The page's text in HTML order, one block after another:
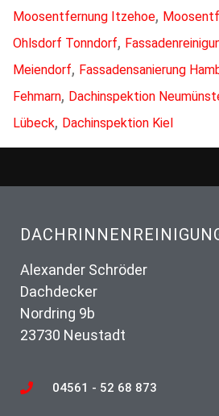
Moosentfernung Itzehoe,
Ohlsdorf Tonndorf,
Meiendorf, Fassadensanierung
Fehmarn, Dachinspektion
Lübeck, Dachinspektion Kiel
Alexander Schröder
Dachdecker
Nordring 9b
23730 Neustadt
04561 - 52 68 873